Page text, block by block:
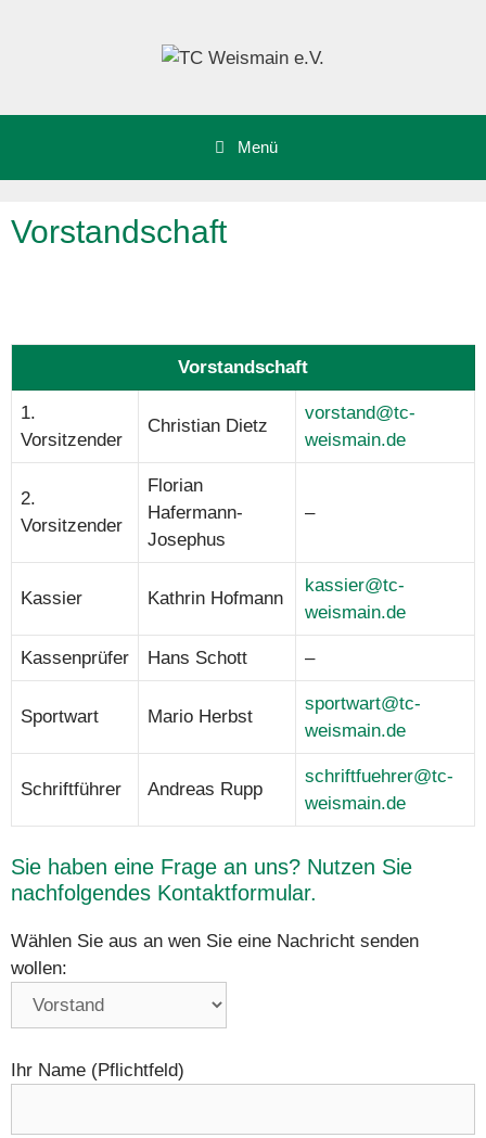
Menü
Vorstandschaft
Vorstandschaft
1.
Vorsitzender
Christian Dietz
vorstand@tc-
weismain.de
2.
Vorsitzender
Florian
Hafermann-
Josephus
–
Kassier Kathrin Hofmann
kassier@tc-
weismain.de
Kassenprüfer Hans Schott –
Sportwart Mario Herbst
sportwart@tc-
weismain.de
Schriftführer Andreas Rupp
schriftfuehrer@tc-
weismain.de
Sie haben eine Frage an uns? Nutzen Sie
nachfolgendes Kontaktformular.
Wählen Sie aus an wen Sie eine Nachricht senden
wollen:
Ihr Name (Pflichtfeld)